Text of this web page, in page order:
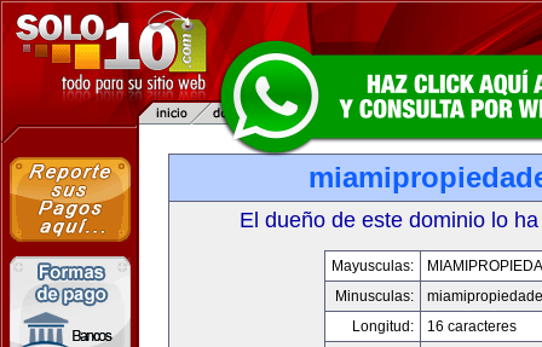
El dueño de este dominio lo
Mayusculas:
Minusculas:
Longitud:
16 caracteres